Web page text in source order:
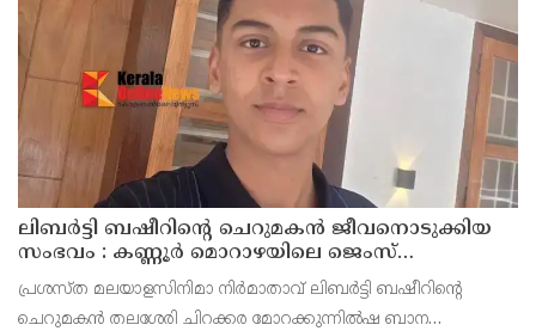
ട്രെയിനുകൾ ഓടുക. മറുനാടൻ മലയാളികൾക്കും വിദ്യാ
ലിബർട്ടി ബഷീറിന്റെ ചെറുമകൻ ജീവനൊടുക്കിയ
സംഭവം : കണ്ണൂർ മൊറാഴയിലെ ജെംസ്
ഇൻ്റർനാഷനൽ സ്കൂളിലെ പ്രധാന
അധ്യാപികക്കെതിരെ പരാതിയുമായിബന്ധുക്കൾ
പ്രശസ്ത മലയാളസിനിമാ നിർമാതാവ് ലിബർട്ടി ബഷീറിന്റെ
ചെറുമകൻ തലശേരി ചിറക്കര മോറക്കുന്നിൽഷ ബാന